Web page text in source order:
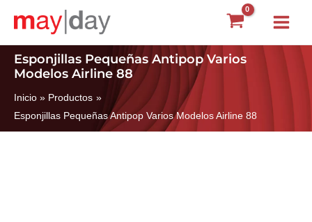
contenido
Main
Menu
Esponjillas Pequeñas Antipop Varios
Modelos Airline 88
Inicio
Productos
Esponjillas Pequeñas Antipop Varios Modelos Airline 88